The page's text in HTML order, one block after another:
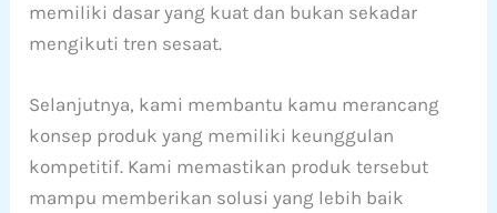
memiliki dasar yang kuat dan bukan sekadar
mengikuti tren sesaat.
Selanjutnya, kami membantu kamu merancang
konsep produk yang memiliki keunggulan
kompetitif. Kami memastikan produk tersebut
mampu memberikan solusi yang lebih baik